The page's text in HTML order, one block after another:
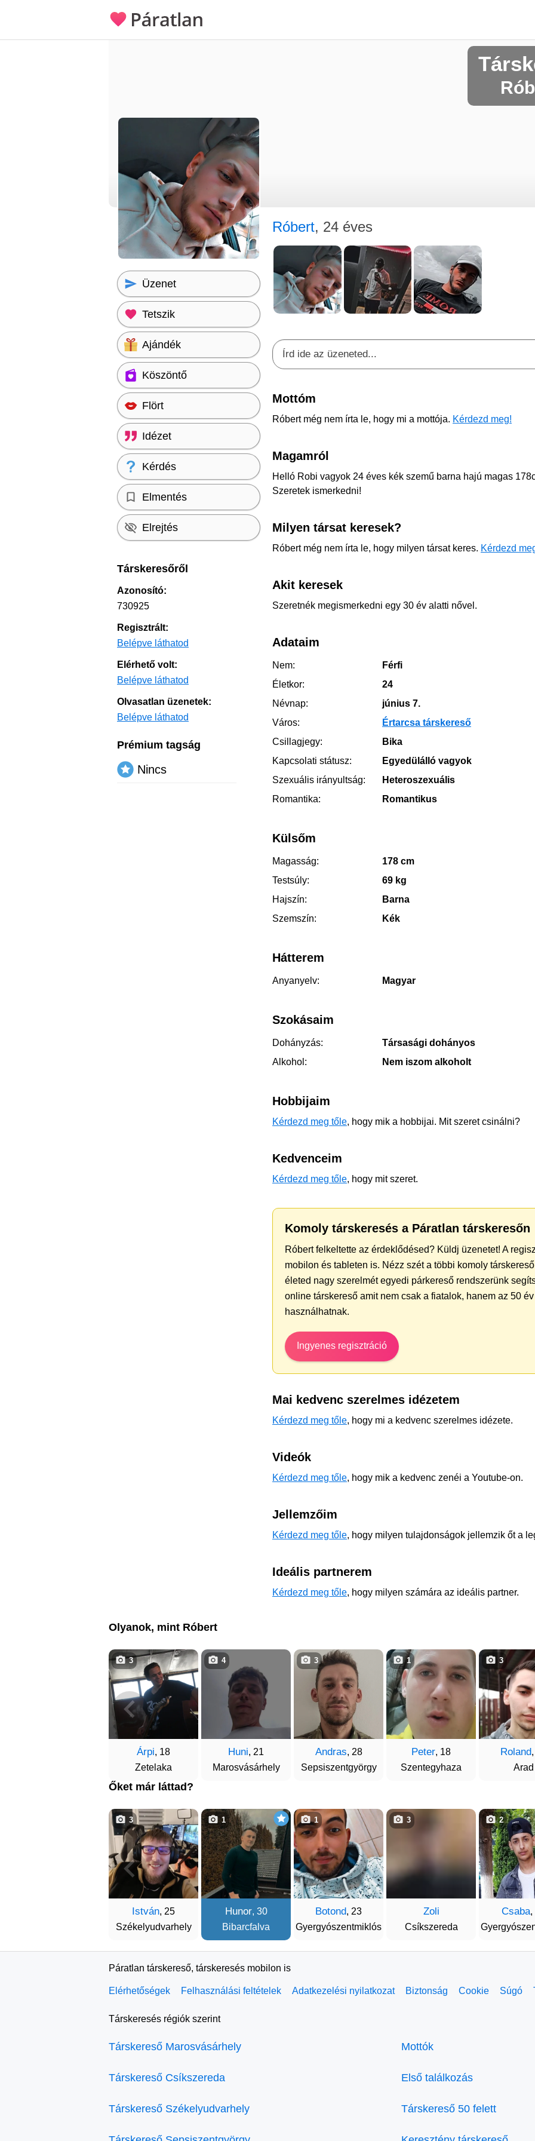
Róbert, 24 éves
Mottóm
Róbert még nem írta le, hogy mi a mottója. Kérdezd meg!
Magamról
Helló Robi vagyok 24 éves kék szemű barna hajú magas
Szeretek ismerkedni!
Milyen társat keresek?
Róbert még nem írta le, hogy milyen társat keres. Kérdezd
Akit keresek
Szeretnék megismerkedni egy 30 év alatti nővel.
Adataim
Nem:
Férfi
Életkor:
24
Névnap:
június 7.
Város:
Értarcsa társkereső
Csillagjegy:
Bika
Kapcsolati státusz:
Egyedülálló vagyok
Szexuális irányultság:
Heteroszexuális
Romantika:
Romantikus
Külsőm
Magasság:
178 cm
Testsúly:
69 kg
Hajszín:
Barna
Szemszín:
Kék
Hátterem
Anyanyelv: Magyar
Szokásaim
Dohányzás:
Társasági dohányos
Alkohol:
Nem iszom alkoholt
Hobbijaim
Kérdezd meg tőle, hogy mik a hobbijai. Mit szeret csinálni?
Kedvenceim
Kérdezd meg tőle, hogy mit szeret.
Komoly társkeresés a Páratlan társkeresőn
Róbert felkeltette az érdeklődésed? Küldj üzenetet! A
mobilon és tableten is. Nézz szét a többi komoly
életed nagy szerelmét egyedi párkereső rendszerünk
online társkereső amit nem csak a fiatalok, hanem az 50
használhatnak.
Ingyenes regisztráció
Mai kedvenc szerelmes idézetem
Kérdezd meg tőle, hogy mi a kedvenc szerelmes idézete.
Videók
Kérdezd meg tőle, hogy mik a kedvenc zenéi a Youtube-on.
Jellemzőim
Kérdezd meg tőle, hogy milyen tulajdonságok jellemzik őt a
Ideális partnerem
Kérdezd meg tőle, hogy milyen számára az ideális partner.
Üzenet
Tetszik
Ajándék
Köszöntő
Flört
Idézet
Kérdés
Elmentés
Elrejtés
Társkeresőről
Azonosító:
730925
Regisztrált:
Belépve láthatod
Elérhető volt:
Belépve láthatod
Olvasatlan üzenetek:
Belépve láthatod
Prémium tagság
Nincs
Olyanok, mint Róbert
Árpi, 18
Zetelaka
3
Huni, 21
Marosvásárhely
4
Andras, 28
Sepsiszentgyörgy
3
Peter, 18
Szentegyhaza
1
Roland
Arad
3
Őket már láttad?
István, 25
Székelyudvarhely
3
Hunor, 30
Bibarcfalva
1
Botond, 23
Gyergyószentmiklós
1
Zoli
Csíkszereda
3
Csaba,
2
Páratlan társkereső, társkeresés mobilon is
Elérhetőségek Felhasználási feltételek Adatkezelési nyilatkozat Biztonság Cookie Súgó
Társkeresés régiók szerint
Társkereső Marosvásárhely
Társkereső Csíkszereda
Társkereső Székelyudvarhely
Mottók
Első találkozás
Társkereső 50 felett